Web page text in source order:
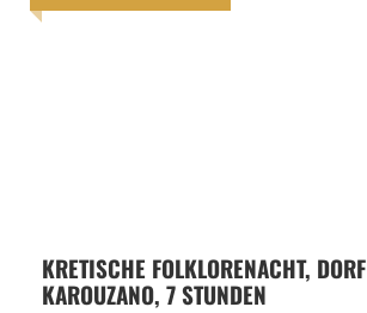
KRETISCHE FOLKLORENACHT, DORF
KAROUZANO, 7 STUNDEN